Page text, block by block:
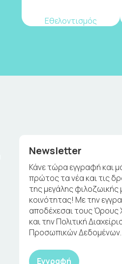
Εθελοντισμός
Newsletter
Κάνε τώρα εγγραφή και
πρώτος τα νέα και τις
της μεγάλης φιλοζωικής
κοινότητας! Με την
αποδέχεσαι τους Όρους
και την Πολιτική
Προσωπικών Δεδομένων.
Εγγραφή